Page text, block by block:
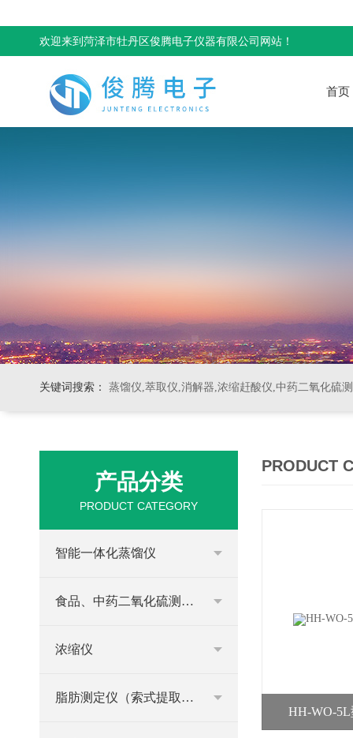
欢迎来到菏泽市牡丹区俊腾电子仪器有限公司网站！
首页
关键词搜索： 蒸馏仪,萃取仪,消解器,浓缩赶酸仪,中药二氧化硫
产品分类
PRODUCT CATEGORY
智能一体化蒸馏仪
食品、中药二氧化硫测定仪
浓缩仪
脂肪测定仪（索式提取器）
PRODUCT
HH-WO-